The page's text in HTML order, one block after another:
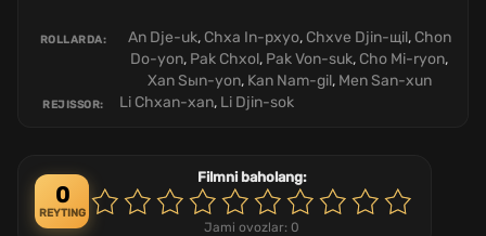
ROLLARDA: An Dje-uk, Chxa In-pxyo, Chxve Djin-щil, Chon
Do-yon, Pak Chxol, Pak Von-suk, Cho Mi-ryon,
Xan Sыn-yon, Kan Nam-gil, Men San-xun
REJISSOR: Li Chxan-xan, Li Djin-sok
0
REYTING
Filmni baholang:
Jami ovozlar: 0